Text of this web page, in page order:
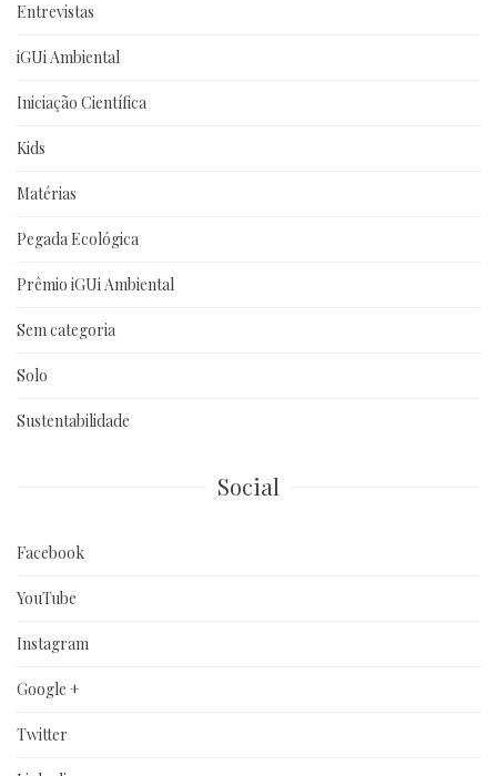
Entrevistas
iGUi Ambiental
Iniciação Científica
Kids
Matérias
Pegada Ecológica
Prêmio iGUi Ambiental
Sem categoria
Solo
Sustentabilidade
Social
Facebook
YouTube
Instagram
Google +
Twitter